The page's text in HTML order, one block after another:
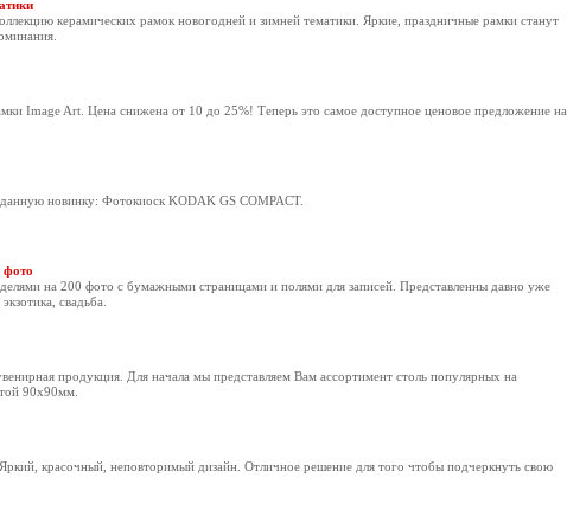
керамических рамок новогодней и зимней тематики. Яркие, праздничные рамки станут
Image Art. Цена снижена от 10 до 25%! Теперь это самое доступное ценовое предложение на
новинку: Фотокиоск KODAK GS COMPACT.
фото
на 200 фото с бумажными страницами и полями для записей. Представленны давно уже
свадьба.
продукция. Для начала мы представляем Вам ассортимент столь популярных на
90х90мм.
красочный, неповторимый дизайн. Отличное решение для того чтобы подчеркнуть свою